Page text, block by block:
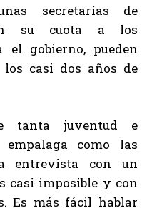
secretarías de
su cuota a los
el gobierno, pueden
casi dos años de
tanta juventud e
como las
entrevista con un
casi imposible y con
Es más fácil hablar